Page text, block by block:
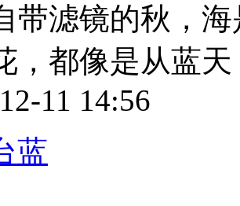
带滤镜的秋，
，都像是从蓝天
11 14:56
蓝